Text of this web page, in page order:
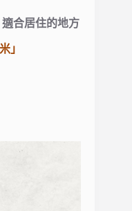
合居住的地方
」